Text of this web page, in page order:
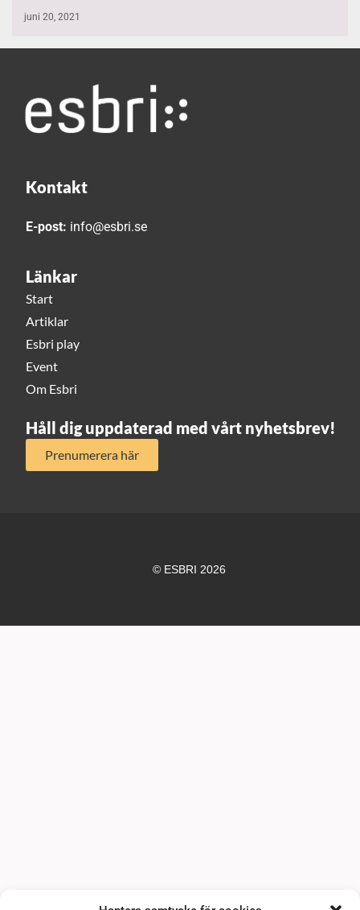
juni 20, 2021
Kontakt
E-post: info@esbri.se
Länkar
Start
Artiklar
Esbri play
Event
Om Esbri
Håll dig uppdaterad med vårt nyhetsbrev!
Prenumerera här
© ESBRI 2026